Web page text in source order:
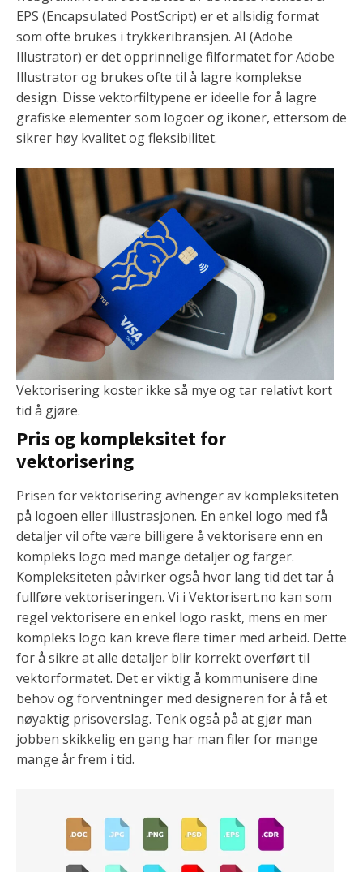
EPS (Encapsulated PostScript) er et allsidig format
som ofte brukes i trykkeribransjen. AI (Adobe
Illustrator) er det opprinnelige filformatet for Adobe
Illustrator og brukes ofte til å lagre komplekse
design. Disse vektorfiltypene er ideelle for å lagre
grafiske elementer som logoer og ikoner, ettersom de
sikrer høy kvalitet og fleksibilitet.
Vektorisering koster ikke så mye og tar relativt kort
tid å gjøre.
Pris og kompleksitet for
vektorisering
Prisen for vektorisering avhenger av kompleksiteten
på logoen eller illustrasjonen. En enkel logo med få
detaljer vil ofte være billigere å vektorisere enn en
kompleks logo med mange detaljer og farger.
Kompleksiteten påvirker også hvor lang tid det tar å
fullføre vektoriseringen. Vi i Vektorisert.no kan som
regel vektorisere en enkel logo raskt, mens en mer
kompleks logo kan kreve flere timer med arbeid. Dette
for å sikre at alle detaljer blir korrekt overført til
vektorformatet. Det er viktig å kommunisere dine
behov og forventninger med designeren for å få et
nøyaktig prisoverslag. Tenk også på at gjør man
jobben skikkelig en gang har man filer for mange
mange år frem i tid.